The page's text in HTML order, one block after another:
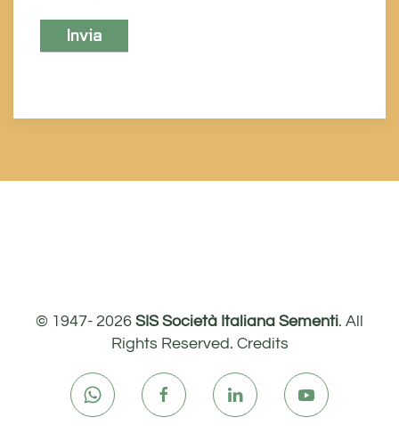
© 1947- 2026 SIS Società Italiana Sementi. All
Rights Reserved. Credits